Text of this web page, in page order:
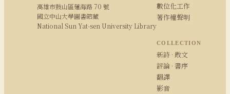
高雄市鼓山區蓮海路 70 號
國立中山大學圖書館藏
National Sun Yat-sen University Library
數位化工作
著作權聲明
COLLECTION
新詩 · 散文
評論 · 書序
翻譯
影音